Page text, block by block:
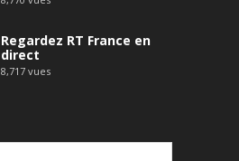
Regardez RT France en
direct
8,717 vues